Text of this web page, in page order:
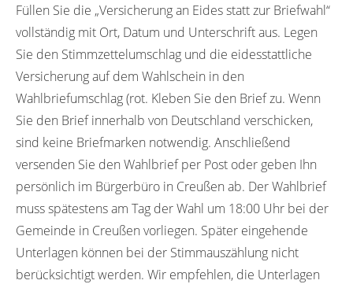
Füllen Sie die „Versicherung an Eides statt zur Briefwahl“
vollständig mit Ort, Datum und Unterschrift aus. Legen
Sie den Stimmzettelumschlag und die eidesstattliche
Versicherung auf dem Wahlschein in den
Wahlbriefumschlag (rot. Kleben Sie den Brief zu. Wenn
Sie den Brief innerhalb von Deutschland verschicken,
sind keine Briefmarken notwendig. Anschließend
versenden Sie den Wahlbrief per Post oder geben Ihn
persönlich im Bürgerbüro in Creußen ab. Der Wahlbrief
muss spätestens am Tag der Wahl um 18:00 Uhr bei der
Gemeinde in Creußen vorliegen. Später eingehende
Unterlagen können bei der Stimmauszählung nicht
berücksichtigt werden. Wir empfehlen, die Unterlagen